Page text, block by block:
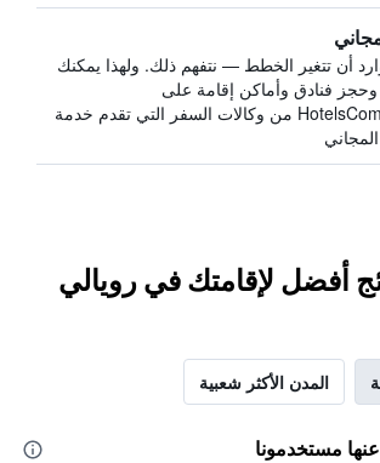
أن تتغير الخطط — نتفهم ذلك. ولهذا يمكنك
فنادق وأماكن إقامة على
HotelsCombined من وكالات السفر التي تقدم خدمة
المجاني
أفضل لإقامتك في رويالي
المدن الأكثر شعبية
مستخدمونا